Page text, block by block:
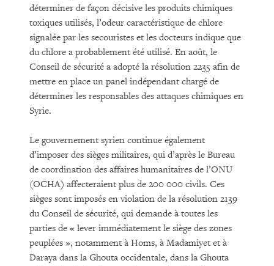
déterminer de façon décisive les produits chimiques
toxiques utilisés, l’odeur caractéristique de chlore
signalée par les secouristes et les docteurs indique que
du chlore a probablement été utilisé. En août, le
Conseil de sécurité a adopté la résolution 2235 afin de
mettre en place un panel indépendant chargé de
déterminer les responsables des attaques chimiques en
Syrie.
Le gouvernement syrien continue également
d’imposer des sièges militaires, qui d’après le Bureau
de coordination des affaires humanitaires de l’ONU
(OCHA) affecteraient plus de 200 000 civils. Ces
sièges sont imposés en violation de la résolution 2139
du Conseil de sécurité, qui demande à toutes les
parties de « lever immédiatement le siège des zones
peuplées », notamment à Homs, à Madamiyet et à
Daraya dans la Ghouta occidentale, dans la Ghouta